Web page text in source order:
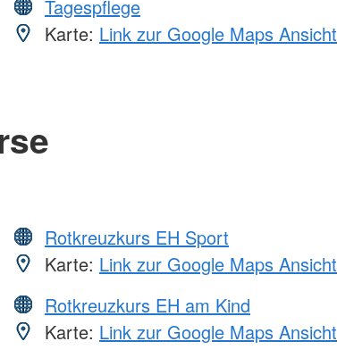
Tagespflege
Karte: Link zur Google Maps Ansicht
Rotkreuzkurs EH Sport
Karte: Link zur Google Maps Ansicht
Rotkreuzkurs EH am Kind
Karte: Link zur Google Maps Ansicht